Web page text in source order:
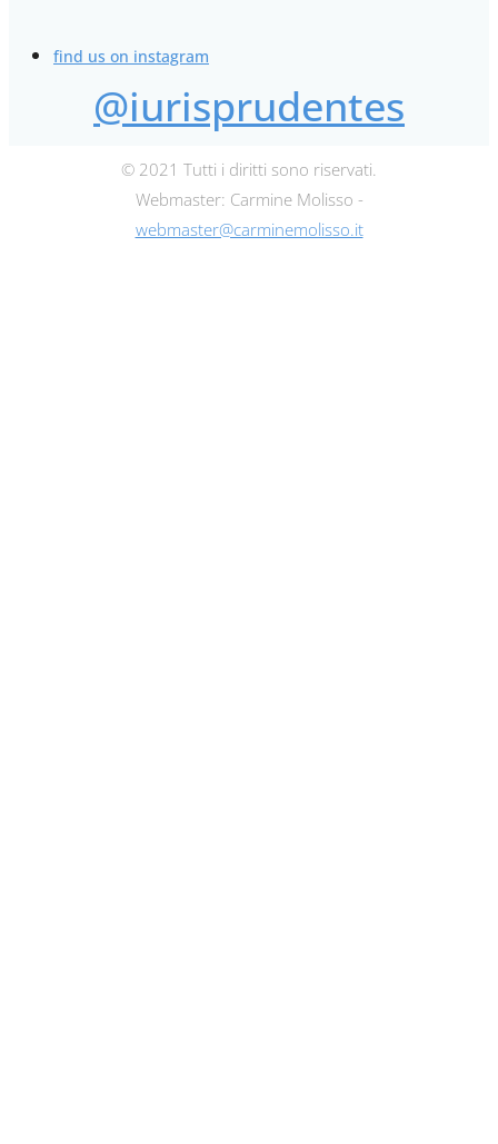
find us on instagram
@iurisprudentes
© 2021 Tutti i diritti sono riservati.
Webmaster: Carmine Molisso -
webmaster@carminemolisso.it